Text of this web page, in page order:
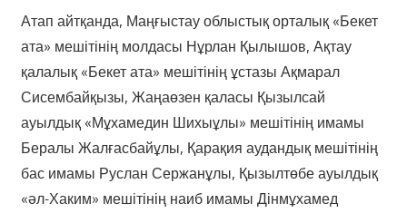
Атап айтқанда, Маңғыстау облыстық орталық «Бекет
ата» мешітінің молдасы Нұрлан Қылышов, Ақтау
қалалық «Бекет ата» мешітінің ұстазы Ақмарал
Сисембайқызы, Жаңаөзен қаласы Қызылсай
ауылдық «Мұхамедин Шихыұлы» мешітінің имамы
Бералы Жалғасбайұлы, Қарақия аудандық мешітінің
бас имамы Руслан Сержанұлы, Қызылтөбе ауылдық
«әл-Хаким» мешітінің наиб имамы Дінмұхамед